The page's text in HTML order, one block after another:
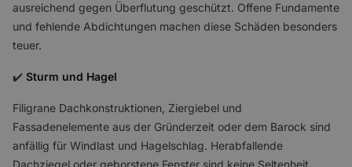
ausreichend gegen Überflutung geschützt. Offene Fundamente
und fehlende Abdichtungen machen diese Schäden besonders
teuer.
✔️ Sturm und Hagel
Filigrane Dachkonstruktionen, Ziergiebel und
Fassadenelemente aus der Gründerzeit oder dem Barock sind
anfällig für Windlast und Hagelschlag. Herabfallende
Dachziegel oder geborstene Fenster sind keine Seltenheit.